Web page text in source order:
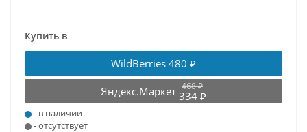
Купить в
WildBerries 480 ₽
Яндекс.Маркет 468 ₽
334 ₽
- в наличии
- отсутствует